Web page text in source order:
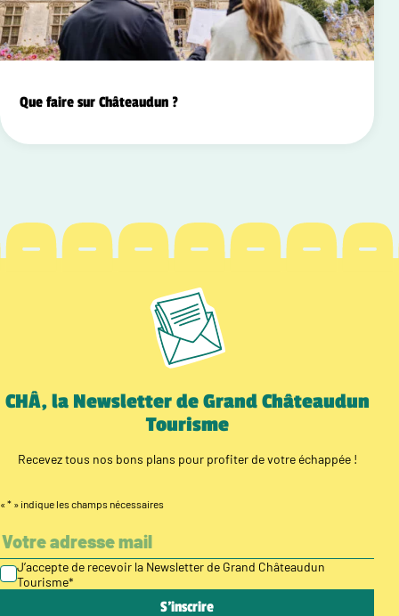
Que faire sur Châteaudun ?
CHÂ, la Newsletter de Grand Châteaudun
Tourisme
Recevez tous nos bons plans pour profiter de votre échappée !
« * » indique les champs nécessaires
J’accepte de recevoir la Newsletter de Grand Châteaudun
Tourisme*